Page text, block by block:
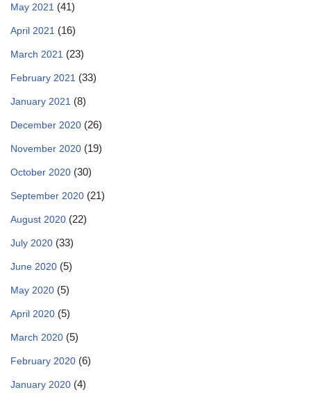
May 2021 (41)
April 2021 (16)
March 2021 (23)
February 2021 (33)
January 2021 (8)
December 2020 (26)
November 2020 (19)
October 2020 (30)
September 2020 (21)
August 2020 (22)
July 2020 (33)
June 2020 (5)
May 2020 (5)
April 2020 (5)
March 2020 (5)
February 2020 (6)
January 2020 (4)